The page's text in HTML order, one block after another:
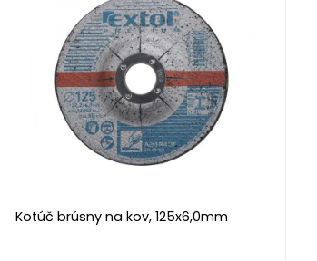
Kotúč brúsny na kov, 125x6,0mm